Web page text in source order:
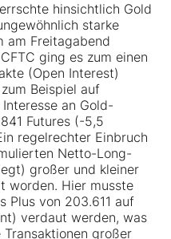
hinsichtlich Gold
starke
am Freitagabend
ging es zum einen
(Open Interest)
Beispiel auf
an Gold-
Futures (-5,5
regelrechter Einbruch
Netto-Long-
großer und kleiner
worden. Hier musste
Plus von 203.611 auf
verdaut werden, was
großer